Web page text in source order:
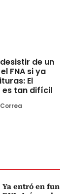
de un
FNA si ya
El
tan difícil
Ya entró en